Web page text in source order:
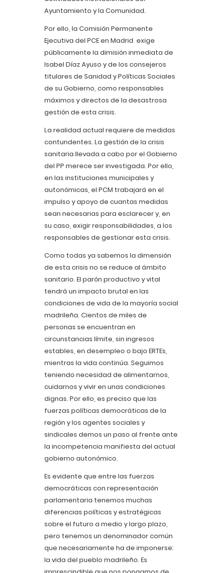
Ayuntamiento y la Comunidad.
Por ello, la Comisión Permanente
Ejecutiva del PCE en Madrid exige
públicamente la dimisión inmediata de
Isabel Díaz Ayuso y de los consejeros
titulares de Sanidad y Políticas Sociales
de su Gobierno, como responsables
máximos y directos de la desastrosa
gestión de esta crisis.
La realidad actual requiere de medidas
contundentes. La gestión de la crisis
sanitaria llevada a cabo por el Gobierno
del PP merece ser investigada. Por ello,
en las instituciones municipales y
autonómicas, el PCM trabajará en el
impulso y apoyo de cuantas medidas
sean necesarias para esclarecer y, en
su caso, exigir responsabilidades, a los
responsables de gestionar esta crisis.
Como todas ya sabemos la dimensión
de esta crisis no se reduce al ámbito
sanitario. El parón productivo y vital
tendrá un impacto brutal en las
condiciones de vida de la mayoría social
madrileña. Cientos de miles de
personas se encuentran en
circunstancias límite, sin ingresos
estables, en desempleo o bajo ERTEs,
mientras la vida continúa. Seguimos
teniendo necesidad de alimentarnos,
cuidarnos y vivir en unas condiciones
dignas. Por ello, es preciso que las
fuerzas políticas democráticas de la
región y los agentes sociales y
sindicales demos un paso al frente ante
la incompetencia manifiesta del actual
gobierno autonómico.
Es evidente que entre las fuerzas
democráticas con representación
parlamentaria tenemos muchas
diferencias políticas y estratégicas
sobre el futuro a medio y largo plazo,
pero tenemos un denominador común
que necesariamente ha de imponerse:
la vida del pueblo madrileño. Es